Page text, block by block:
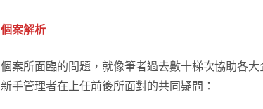
個案解析
個案所面臨的問題，就像筆者過去數十梯次協助各
新手管理者在上任前後所面對的共同疑問：